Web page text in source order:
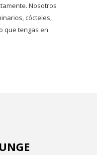
Nosotros
cócteles,
que tengas en